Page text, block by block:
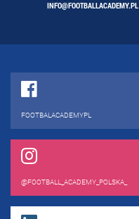
INFO@FOOTBALLACADEMY.PL
FOOTBALACADEMYPL
@FOOTBALL_ACADEMY_POLSKA_